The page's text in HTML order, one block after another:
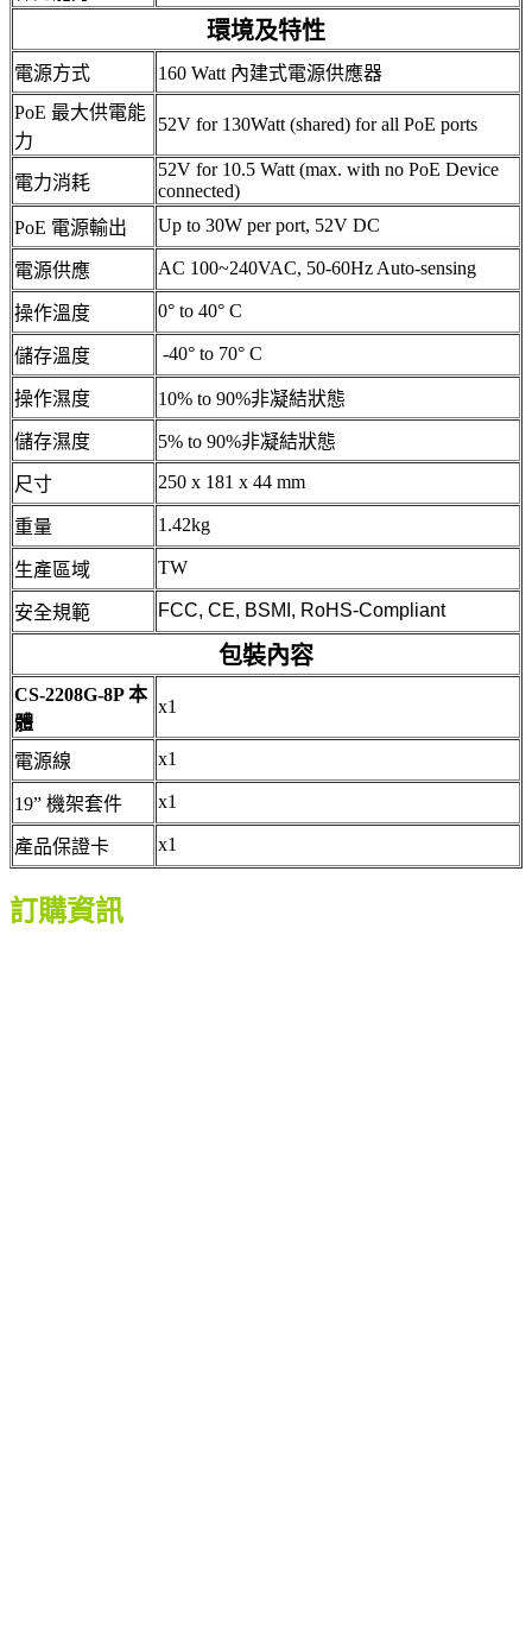
環境及特性
電源方式
160 Watt 內建式電源供應器
PoE 最大供電能
力
52V for 130Watt (shared) for all PoE ports
電力消耗
52V for 10.5 Watt (max. with no PoE Device
connected)
PoE 電源輸出
Up to 30W per port, 52V DC
電源供應 AC 100~240VAC, 50-60Hz Auto-sensing
操作溫度 0° to 40° C
儲存溫度 -40° to 70° C
操作濕度 10% to 90%非凝結狀態
儲存濕度 5% to 90%非凝結狀態
尺寸 250 x 181 x 44 mm
重量 1.42kg
生產區域 TW
安全規範 FCC, CE, BSMI, RoHS-Compliant
包裝內容
CS-2208G-8P 本
體
x1
電源線 x1
19” 機架套件 x1
產品保證卡 x1
訂購資訊